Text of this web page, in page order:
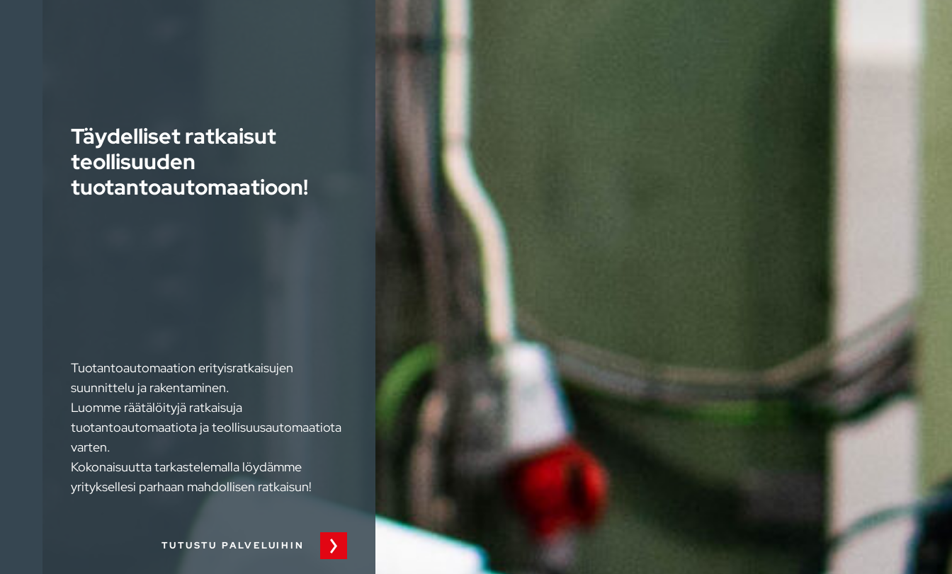
Täydelliset ratkaisut
teollisuuden
tuotantoautomaatioon!
Tuotantoautomaation erityisratkaisujen
suunnittelu ja rakentaminen.
Luomme räätälöityjä ratkaisuja
tuotantoautomaatiota ja teollisuusautomaatiota
varten.
Kokonaisuutta tarkastelemalla löydämme
yrityksellesi parhaan mahdollisen ratkaisun!
TUTUSTU PALVELUIHIN